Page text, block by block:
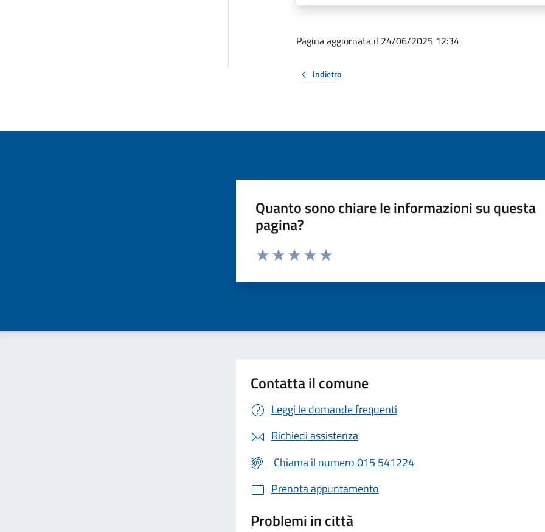
Pagina aggiornata il 24/06/2025 12:34
Indietro
Quanto sono chiare le informazioni su questa
pagina?
Valuta da 1 a 5 stelle la pagina
Contatta il comune
Leggi le domande frequenti
Richiedi assistenza
Chiama il numero 015 541224
Prenota appuntamento
Problemi in città